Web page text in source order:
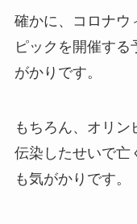
確かに、コロナウ
ピックを開催す
がかりです。
もちろん、オリン
伝染したせいで亡
も気がかりです。